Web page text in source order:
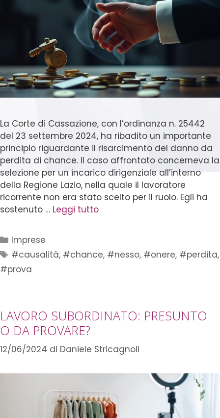
La Corte di Cassazione, con l’ordinanza n. 25442
del 23 settembre 2024, ha ribadito un importante
principio riguardante il risarcimento del danno da
perdita di chance. Il caso affrontato concerneva la
selezione per un incarico dirigenziale all’interno
della Regione Lazio, nella quale il lavoratore
ricorrente non era stato scelto per il ruolo. Egli ha
sostenuto … Leggi tutto
Imprese
#causalità, #chance, #nesso, #onere, #perdita,
#prova
LAVORO SUBORDINATO: PRESUNTO
O DA PROVARE?
12/06/2024 di Daniele Stricagnoli